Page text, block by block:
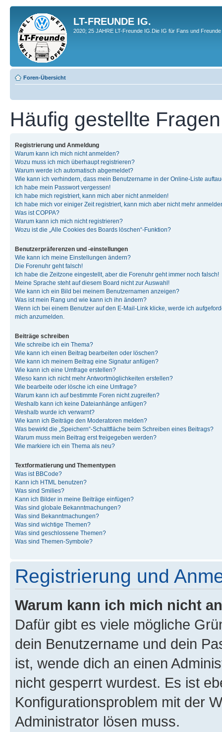
LT-FREUNDE IG.
2020; 25 JAHRE LT-Freunde IG.Die IG für Fans und
Foren-Übersicht
Häufig gestellte Fragen
Registrierung und Anmeldung
Warum kann ich mich nicht anmelden?
Wozu muss ich mich überhaupt registrieren?
Warum werde ich automatisch abgemeldet?
Wie kann ich verhindern, dass mein Benutzername in der Online-Liste
Ich habe mein Passwort vergessen!
Ich habe mich registriert, kann mich aber nicht anmelden!
Ich habe mich vor einiger Zeit registriert, kann mich aber nicht mehr
Was ist COPPA?
Warum kann ich mich nicht registrieren?
Wozu ist die „Alle Cookies des Boards löschen“-Funktion?
Benutzerpräferenzen und -einstellungen
Wie kann ich meine Einstellungen ändern?
Die Forenuhr geht falsch!
Ich habe die Zeitzone eingestellt, aber die Forenuhr geht immer noch falsch!
Meine Sprache steht auf diesem Board nicht zur Auswahl!
Wie kann ich ein Bild bei meinem Benutzernamen anzeigen?
Was ist mein Rang und wie kann ich ihn ändern?
Wenn ich bei einem Benutzer auf den E-Mail-Link klicke, werde ich
mich anzumelden.
Beiträge schreiben
Wie schreibe ich ein Thema?
Wie kann ich einen Beitrag bearbeiten oder löschen?
Wie kann ich meinem Beitrag eine Signatur anfügen?
Wie kann ich eine Umfrage erstellen?
Wieso kann ich nicht mehr Antwortmöglichkeiten erstellen?
Wie bearbeite oder lösche ich eine Umfrage?
Warum kann ich auf bestimmte Foren nicht zugreifen?
Weshalb kann ich keine Dateianhänge anfügen?
Weshalb wurde ich verwarnt?
Wie kann ich Beiträge den Moderatoren melden?
Was bewirkt die „Speichern“-Schaltfläche beim Schreiben eines Beitrags?
Warum muss mein Beitrag erst freigegeben werden?
Wie markiere ich ein Thema als neu?
Textformatierung und Thementypen
Was ist BBCode?
Kann ich HTML benutzen?
Was sind Smilies?
Kann ich Bilder in meine Beiträge einfügen?
Was sind globale Bekanntmachungen?
Was sind Bekanntmachungen?
Was sind wichtige Themen?
Was sind geschlossene Themen?
Was sind Themen-Symbole?
Registrierung und
Warum kann ich mich nicht
Dafür gibt es viele mögliche
dein Benutzername und dein
ist, wende dich an einen
nicht gesperrt wurdest. Es ist
Konfigurationsproblem mit der
Administrator lösen muss.